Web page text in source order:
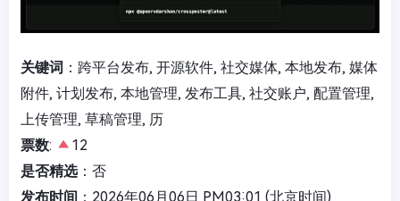
关键词 ：跨平台发布, 开源软件, 社交媒体, 本地发布, 媒体
附件, 计划发布, 本地管理, 发布工具, 社交账户, 配置管理,
上传管理, 草稿管理, 历
票数:
12
是否精选：否
发布时间 ：2026年06月06日 PM03:01 (北京时间)